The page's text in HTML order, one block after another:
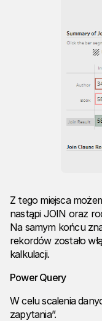
Z tego miejsca
nastąpi JOIN oraz
Na samym końcu
rekordów zostało
kalkulacji.
Power Query
W celu scalenia
zapytania”.